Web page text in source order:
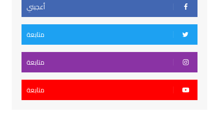
أعجبني
متابعة
متابعة
متابعة